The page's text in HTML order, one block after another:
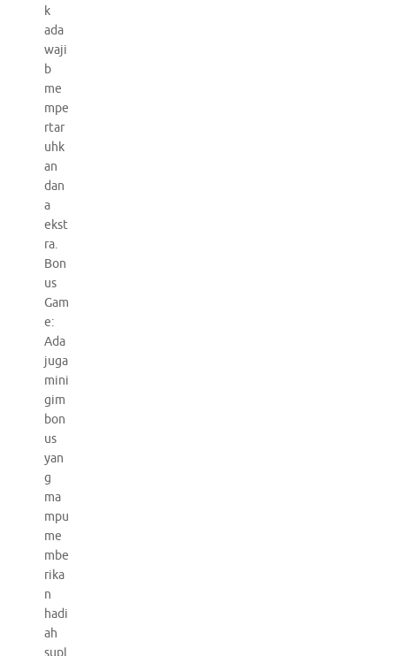
k
ada
waji
b
me
mpe
rtar
uhk
an
dan
a
ekst
ra.
Bon
us
Gam
e:
Ada
juga
mini
gim
bon
us
yan
g
ma
mpu
me
mbe
rika
n
hadi
ah
supl